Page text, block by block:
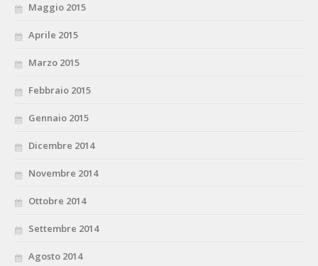
Maggio 2015
Aprile 2015
Marzo 2015
Febbraio 2015
Gennaio 2015
Dicembre 2014
Novembre 2014
Ottobre 2014
Settembre 2014
Agosto 2014